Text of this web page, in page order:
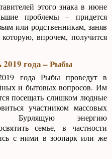
этого знака в июне
проблемы – придется
или родственникам, заняв
впрочем, получится
года – Рыбы
года Рыбы проведут в
и бытовых вопросов. Им
посещать слишком людные
участником массовых
Бурлящую энергию
семье, в частности
с ними в зоопарк или же